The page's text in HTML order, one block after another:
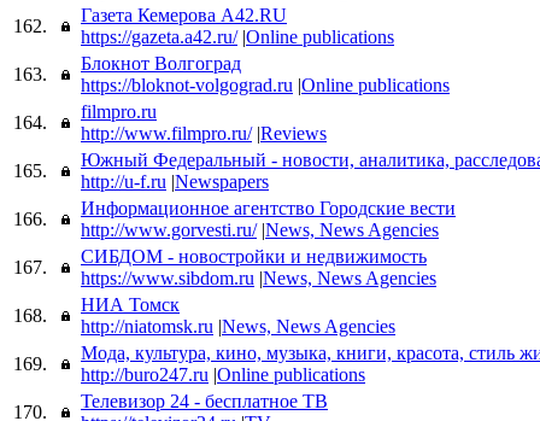
162.
Газета Кемерова A42.RU
https://gazeta.a42.ru/ |Online publications
163.
Блокнот Волгоград
https://bloknot-volgograd.ru |Online publications
164.
filmpro.ru
http://www.filmpro.ru/ |Reviews
165.
Южный Федеральный - новости, аналитика,
http://u-f.ru |Newspapers
166.
Информационное агентство Городские вести
http://www.gorvesti.ru/ |News, News Agencies
167.
СИБДОМ - новостройки и недвижимость
https://www.sibdom.ru |News, News Agencies
168.
НИА Томск
http://niatomsk.ru |News, News Agencies
169.
Мода, культура, кино, музыка, книги, красота, стиль
http://buro247.ru |Online publications
170.
Телевизор 24 - бесплатное ТВ